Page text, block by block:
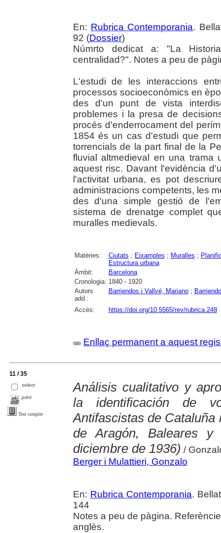
En: Rubrica Contemporania.
92 (Dossier)
Númrto dedicat a: "La
centralidad?". Notes a peu de
L'estudi de les interaccions
processos socioeconòmics en
des d'un punt de vista
problemes i la presa de
procés d'enderrocament del
1854 és un cas d'estudi que
torrencials de la part final de la
fluvial altmedieval en una trama
aquest risc. Davant l'evidència
l'activitat urbana, es pot
administracions competents, les
des d'una simple gestió de
sistema de drenatge complet
muralles medievals.
Matèries: Ciutats ; Eixamples ; Muralles ;
Estructura urbana
Àmbit:
Barcelona
Cronologia: 1840 - 1920
Autors
add.:
Barriendos i Vallvé, Mariano;
Accés: https://doi.org/10.5565/rev/rubrica.248
Enllaç permanent a aquest
11 / 35
select
print
Text complet
Análisis cualitativo y
la identificación de
Antifascistas de
de Aragón, Baleares
diciembre de 1936) /
Berger i Mulattieri, Gonzalo
En: Rubrica Contemporania.
144
Notes a peu de pàgina.
anglès.